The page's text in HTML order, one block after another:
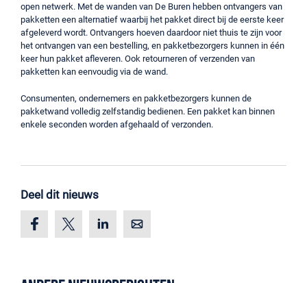
open netwerk. Met de wanden van De Buren hebben ontvangers van
pakketten een alternatief waarbij het pakket direct bij de eerste keer
afgeleverd wordt. Ontvangers hoeven daardoor niet thuis te zijn voor
het ontvangen van een bestelling, en pakketbezorgers kunnen in één
keer hun pakket afleveren. Ook retourneren of verzenden van
pakketten kan eenvoudig via de wand.
Consumenten, ondernemers en pakketbezorgers kunnen de
pakketwand volledig zelfstandig bedienen. Een pakket kan binnen
enkele seconden worden afgehaald of verzonden.
Deel dit nieuws